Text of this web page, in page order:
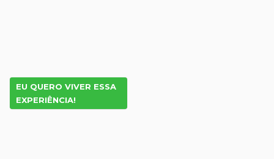
EU QUERO VIVER ESSA
EXPERIÊNCIA!